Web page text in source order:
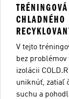
V tejto
bez problémov
izolácii
uniknúť, zatiaľ
suchu a